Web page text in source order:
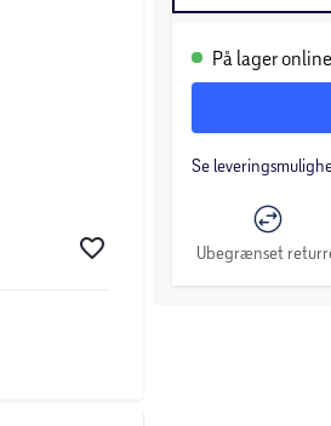
På lager
Se
Ubegrænset